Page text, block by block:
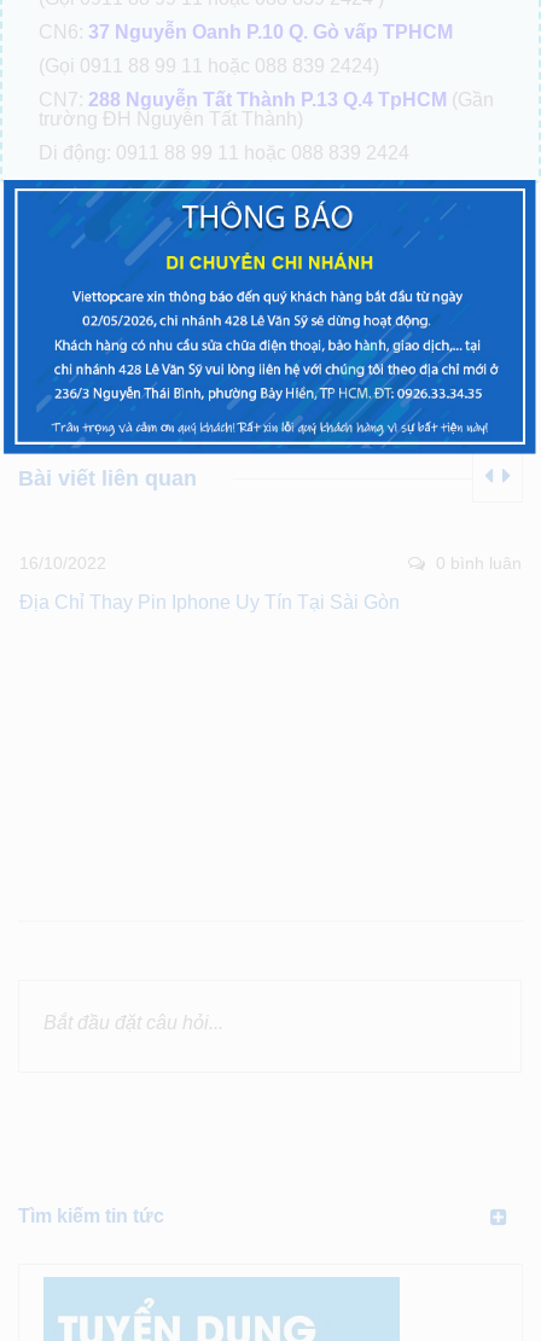
CN6: 37 Nguyễn Oanh P.10 Q. Gò vấp TPHCM
(Gọi 0911 88 99 11 hoặc 088 839 2424)
CN7: 288 Nguyễn Tất Thành P.13 Q.4 TpHCM (Gần
trường ĐH Nguyễn Tất Thành)
Di động: 0911 88 99 11 hoặc 088 839 2424
Tổng đài:0911.8899.11 Nhấp để gọi
(Phím 1: Tư vấn báo giá, Phím 2: Hỏi tình trạng máy, Phím
VIETTOPCARE – TRAO CHẤT LƯỢNG – NHẬN NIỀM
TIN
Bài tiếp theo
Bài viết liên quan
16/10/2022 0 bình luân
Địa Chỉ Thay Pin Iphone Uy Tín Tại Sài Gòn
Tìm kiếm tin tức